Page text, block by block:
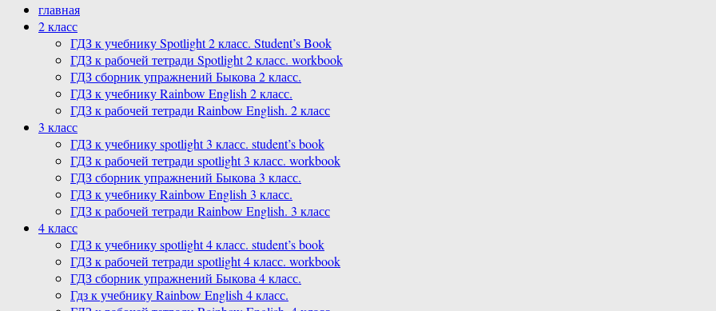
главная
2 класс
ГДЗ к учебнику Spotlight 2 класс. Student’s Book
ГДЗ к рабочей тетради Spotlight 2 класс. workbook
ГДЗ сборник упражнений Быкова 2 класс.
ГДЗ к учебнику Rainbow English 2 класс.
ГДЗ к рабочей тетради Rainbow English. 2 класс
3 класс
ГДЗ к учебнику spotlight 3 класс. student’s book
ГДЗ к рабочей тетради spotlight 3 класс. workbook
ГДЗ сборник упражнений Быкова 3 класс.
ГДЗ к учебнику Rainbow English 3 класс.
ГДЗ к рабочей тетради Rainbow English. 3 класс
4 класс
ГДЗ к учебнику spotlight 4 класс. student’s book
ГДЗ к рабочей тетради spotlight 4 класс. workbook
ГДЗ сборник упражнений Быкова 4 класс.
Гдз к учебнику Rainbow English 4 класс.